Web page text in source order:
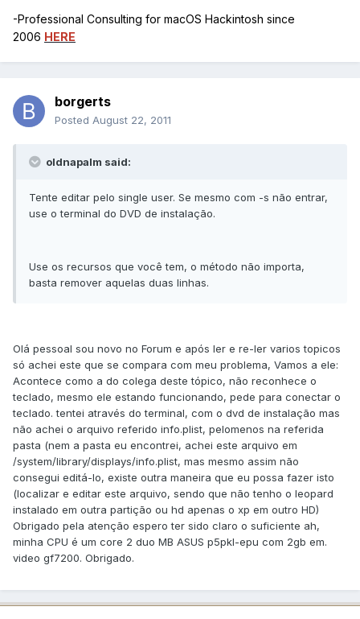
-Professional Consulting for macOS Hackintosh since
2006 HERE
borgerts
Posted August 22, 2011
oldnapalm said:
Tente editar pelo single user. Se mesmo com -s não entrar,
use o terminal do DVD de instalação.
Use os recursos que você tem, o método não importa,
basta remover aquelas duas linhas.
Olá pessoal sou novo no Forum e após ler e re-ler varios topicos
só achei este que se compara com meu problema, Vamos a ele:
Acontece como a do colega deste tópico, não reconhece o
teclado, mesmo ele estando funcionando, pede para conectar o
teclado. tentei através do terminal, com o dvd de instalação mas
não achei o arquivo referido info.plist, pelomenos na referida
pasta (nem a pasta eu encontrei, achei este arquivo em
/system/library/displays/info.plist, mas mesmo assim não
consegui editá-lo, existe outra maneira que eu possa fazer isto
(localizar e editar este arquivo, sendo que não tenho o leopard
instalado em outra partição ou hd apenas o xp em outro HD)
Obrigado pela atenção espero ter sido claro o suficiente ah,
minha CPU é um core 2 duo MB ASUS p5pkl-epu com 2gb em.
video gf7200. Obrigado.